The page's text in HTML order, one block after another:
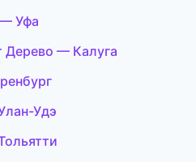
Уфа
Дерево — Калуга
Удэ